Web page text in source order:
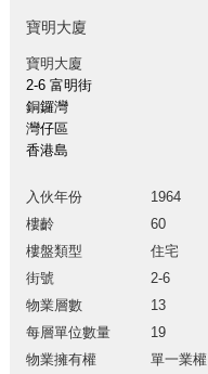
寶明大廈
寶明大廈
2-6 富明街
銅鑼灣
灣仔區
香港島
入伙年份
1964
樓齡
60
樓盤類型
住宅
街號
2-6
物業層數
13
每層單位數量
19
物業擁有權
單一業權